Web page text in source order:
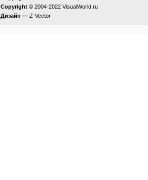
Copyright © 2004-2022 VisualWorld.ru
Дизайн — Z-Vector